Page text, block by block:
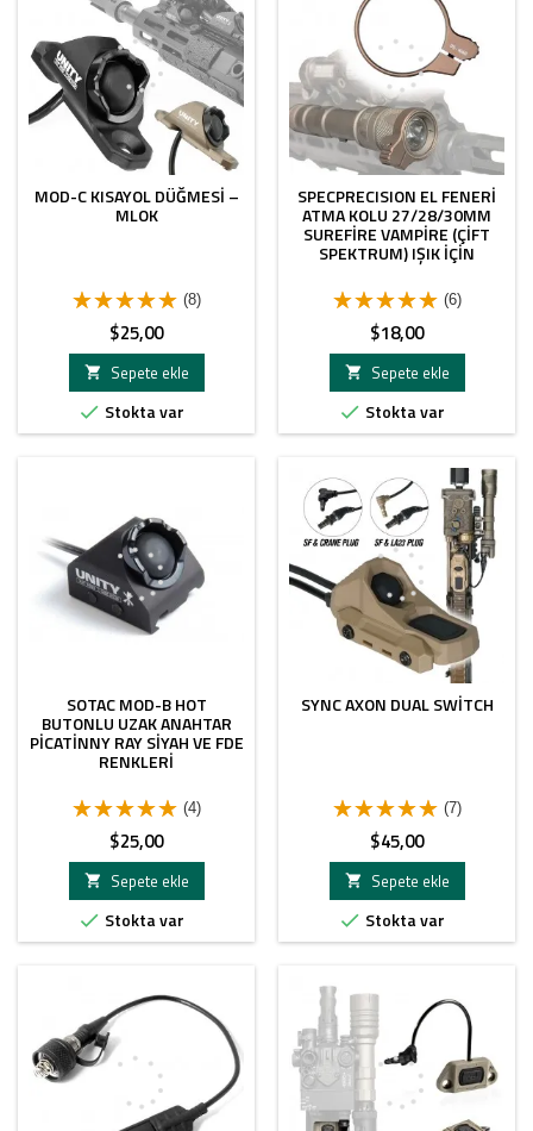
MOD-C KISAYOL DÜĞMESI –
MLOK
(8)
Fiyat
$25,00

Sepete ekle
 Stokta var
SPECPRECISION EL FENERI
ATMA KOLU 27/28/30MM
SUREFIRE VAMPIRE (ÇIFT
SPEKTRUM) IŞIK IÇIN
(6)
Fiyat
$18,00

Sepete ekle
 Stokta var
SOTAC MOD-B HOT
BUTONLU UZAK ANAHTAR
PICATINNY RAY SIYAH VE FDE
RENKLERI
(4)
Fiyat
$25,00

Sepete ekle
 Stokta var
SYNC AXON DUAL SWITCH
(7)
Fiyat
$45,00

Sepete ekle
 Stokta var